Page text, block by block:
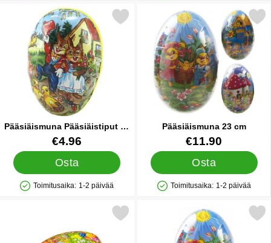
Pääsiäismuna Pääsiäistiput 18
cm
Tuote.nro 17317
€4.96
Osta
Saatavuus: Varastossa
Toimitusaika: 1-2 päivää
Merkitse pääsiäismuna Pääsiäistiput 18 cm suosikiksi
Pääsiäismuna 23 cm
Tuote.nro 21035€11.90
Osta
Saatavuus: Varastossa
Toimitusaika: 1-2 päivää
Merkitse
Merkitse klassinen Pääsiäismuna Mini suosikiksi
Merkitse pääsiäismuna